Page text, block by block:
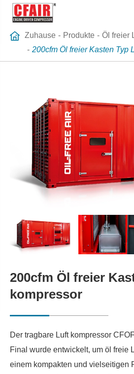
Zuhause Produkte
Öl freier
200cfm Öl freier Kasten Typ
200cfm Öl freier
kompressor
Der tragbare Luft kompressor
Final wurde entwickelt, um öl freie
einem kompakten und vielseitigen